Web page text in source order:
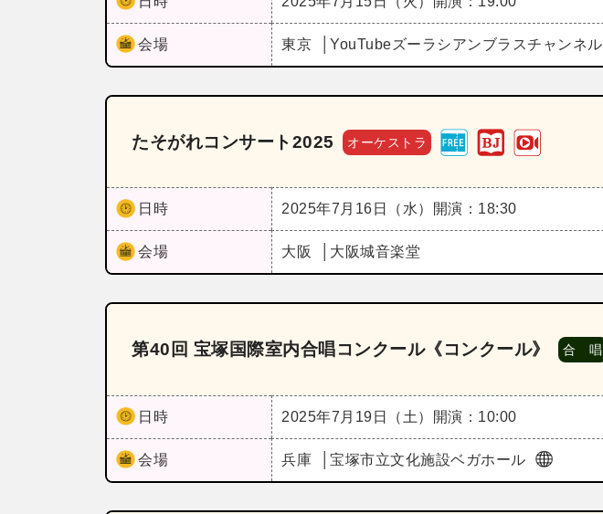
会場 東京 YouTubeズーラシアンブラスチャンネル
たそがれコンサート2025 オーケストラ
日時 2025年7月16日（水） 開演：18:30
会場 大阪 大阪城音楽堂
第40回 宝塚国際室内合唱コンクール《コンクール》 合 唱
日時 2025年7月19日（土） 開演：10:00
会場 兵庫 宝塚市立文化施設ベガホール